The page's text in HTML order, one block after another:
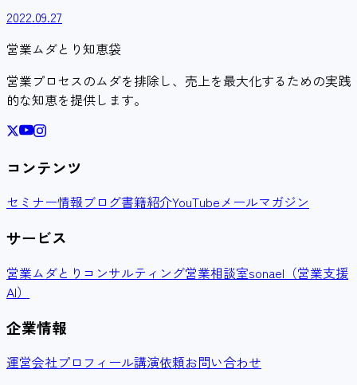
2022.09.27
営業ムダとり知恵袋
営業プロセスのムダを排除し、売上を最大化するための実践
的な知恵を提供します。
コンテンツ
セミナー情報ブログ書籍紹介YouTubeメールマガジン
サービス
営業ムダとりコンサルティング営業相談室sonael（営業支援
AI）
企業情報
運営会社プロフィール講演依頼お問い合わせ